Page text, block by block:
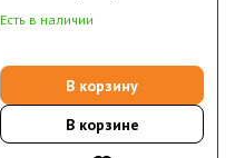
Есть в наличии
В корзину
В корзине